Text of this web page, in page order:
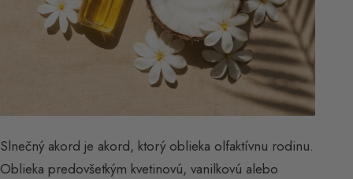
Slnečný akord je akord, ktorý oblieka olfaktívnu rodinu.
Oblieka predovšetkým kvetinovú, vanilkovú alebo